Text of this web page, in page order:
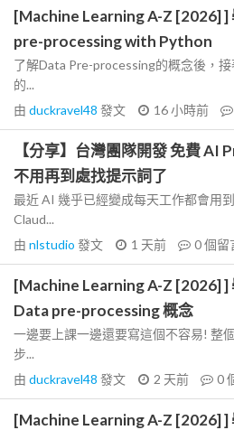
[Machine Learning A-Z [2026] ]
pre-processing with Python
了解Data Pre-processing的概念後，
的...
由 duckravel48 發文 16 小時前
【分享】台灣團隊開發 免費 AI
不用再到處找提示詞了
最近 AI 幾乎已經變成每天工作都會用
Claud...
由 nlstudio 發文 1 天前 0個留
[Machine Learning A-Z [2026] ]
Data pre-processing 概念
一邊要上課一邊還要寫這個不容易! 整
步...
由 duckravel48 發文 2 天前 0
[Machine Learning A-Z [2026] ]